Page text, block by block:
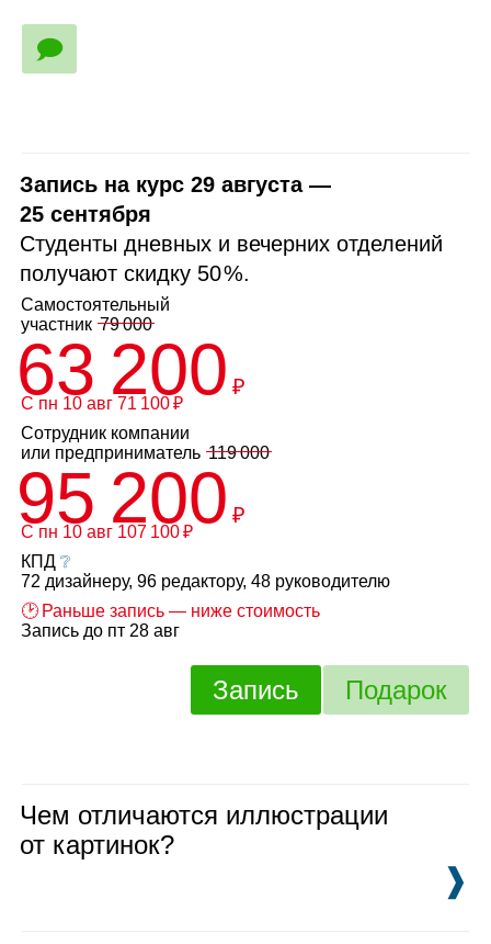
Запись на курс 29 августа —
25 сентября
Студенты дневных и вечерних отделений
получают скидку 50 %.
Самостоятельный
участник79 000
63 200 ₽
С пн 10 авг 71 100 ₽
Сотрудник компании
или предприниматель119 000
95 200 ₽
С пн 10 авг 107 100 ₽
КПД❔
72 дизайнеру, 96 редактору, 48 руководителю
🕑 Раньше запись — ниже стоимость
Запись до пт 28 авг
Запись Подарок
Чем отличаются иллюстрации
от картинок?
❱
🗩